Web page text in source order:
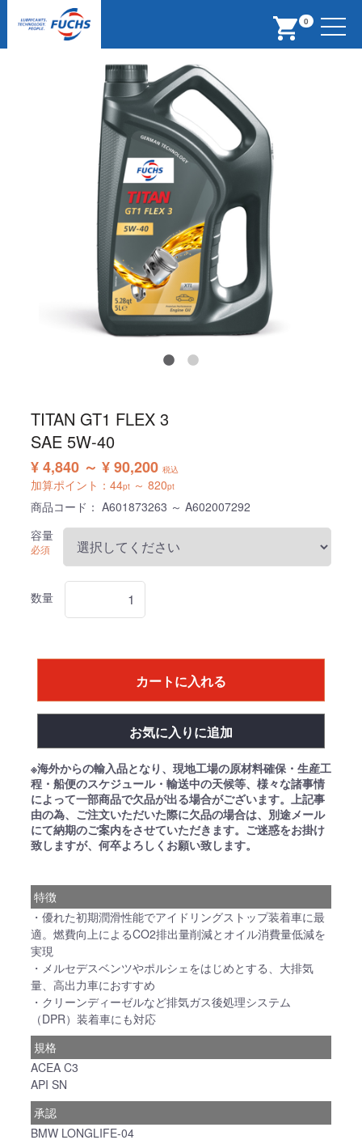
0 Menu
TITAN GT1 FLEX 3
SAE 5W-40
¥ 4,840 ～ ¥ 90,200 税込
加算ポイント： 44pt～ 820pt
商品コード： A601873263 ～ A602007292
容量
必須
数量
カートに入れる
お気に入りに追加
※海外からの輸入品となり、現地工場の原材料確保・生産工
程・船便のスケジュール・輸送中の天候等、様々な諸事情
によって一部商品で欠品が出る場合がございます。上記事
由の為、ご注文いただいた際に欠品の場合は、別途メール
にて納期のご案内をさせていただきます。ご迷惑をお掛け
致しますが、何卒よろしくお願い致します。
特徴
・優れた初期潤滑性能でアイドリングストップ装着車に最
適。燃費向上によるCO2排出量削減とオイル消費量低減を
実現
・メルセデスベンツやポルシェをはじめとする、大排気
量、高出力車におすすめ
・クリーンディーゼルなど排気ガス後処理システム
（DPR）装着車にも対応
規格
ACEA C3
API SN
承認
BMW LONGLIFE-04